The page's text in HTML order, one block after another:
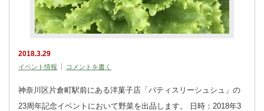
2018.3.29
イベント情報 コメントを書く
神奈川区片倉町駅前にある洋菓子店「パティスリーシュシュ」の
23周年記念イベントにおいて野菜を出品します。 日時：2018年3